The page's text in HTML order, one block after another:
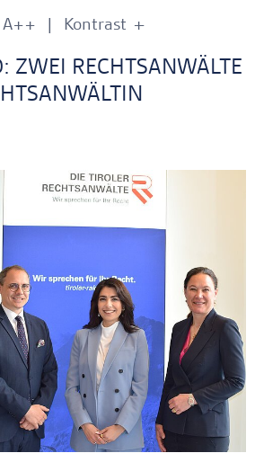
A++ Kontrast +
-
ZWEI RECHTSANWÄLTE